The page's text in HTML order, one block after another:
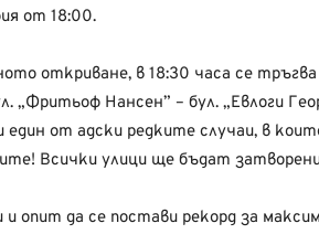
от 18:00.
откриване, в 18:30 часа се
„Фритьоф Нансен” – бул. „Евлоги
един от адски редките случаи, в
Всички улици ще бъдат
и опит да се постави рекорд за